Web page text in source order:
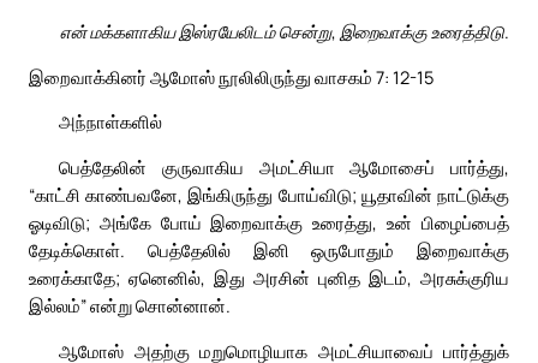
என் மக்களாகிய இஸ்ரயேலிடம் சென்று, இறைவாக்கு உரைத்திடு.
இறைவாக்கினர் ஆமோஸ் நூலிலிருந்து வாசகம் 7: 12-15
அந்நாள்களில்
பெத்தேலின் குருவாகிய அமட்சியா ஆமோசைப் பார்த்து,
“காட்சி காண்பவனே, இங்கிருந்து போய்விடு; யூதாவின் நாட்டுக்கு
ஓடிவிடு; அங்கே போய் இறைவாக்கு உரைத்து, உன் பிழைப்பைத்
தேடிக்கொள். பெத்தேலில் இனி ஒருபோதும் இறைவாக்கு
உரைக்காதே; ஏனெனில், இது அரசின் புனித இடம், அரசுக்குரிய
இல்லம்” என்று சொன்னான்.
ஆமோஸ் அதற்கு மறுமொழியாக அமட்சியாவைப் பார்த்துக்